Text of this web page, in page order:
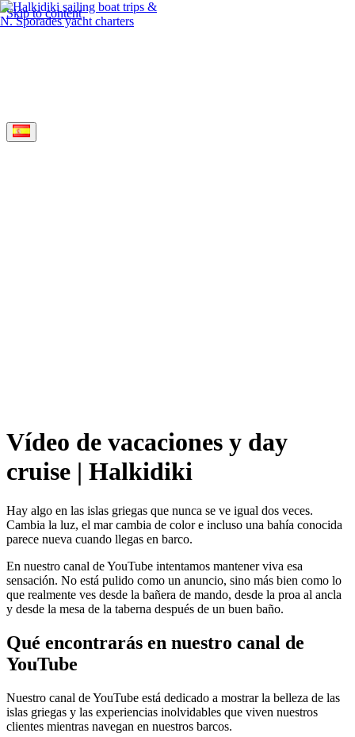
Skip to content
Vídeo de vacaciones y day
cruise | Halkidiki
Hay algo en las islas griegas que nunca se ve igual dos veces.
Cambia la luz, el mar cambia de color e incluso una bahía conocida
parece nueva cuando llegas en barco.
En nuestro canal de YouTube intentamos mantener viva esa
sensación. No está pulido como un anuncio, sino más bien como lo
que realmente ves desde la bañera de mando, desde la proa al ancla
y desde la mesa de la taberna después de un buen baño.
Qué encontrarás en nuestro canal de
YouTube
Nuestro canal de YouTube está dedicado a mostrar la belleza de las
islas griegas y las experiencias inolvidables que viven nuestros
clientes mientras navegan en nuestros barcos.